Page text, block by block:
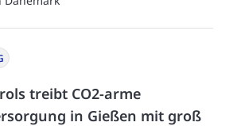
treibt CO2-arme
in Gießen mit groß